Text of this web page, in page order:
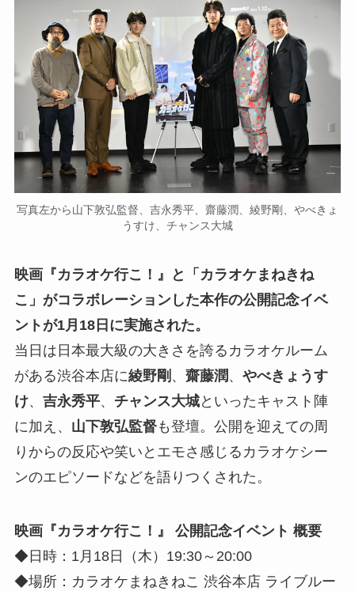
写真左から山下敦弘監督、吉永秀平、齋藤潤、綾野剛、やべきょ
うすけ、チャンス大城
映画『カラオケ行こ！』と「カラオケまねきね
こ」がコラボレーションした本作の公開記念イベ
ントが1月18日に実施された。
当日は日本最大級の大きさを誇るカラオケルーム
がある渋谷本店に綾野剛 、 齋藤潤 、 やべきょうす
け、 吉永秀平、 チャンス大城といったキャスト陣
に加え、 山下敦弘監督も登壇。公開を迎えての周
りからの反応や笑いとエモさ感じるカラオケシー
ンのエピソードなどを語りつくされた。
映画『カラオケ行こ！』 公開記念イベント 概要
◆日時：1月18日（木）19:30～20:00
◆場所：カラオケまねきねこ 渋谷本店 ライブルー